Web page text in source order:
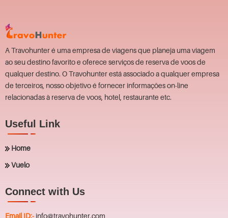
A Travohunter é uma empresa de viagens que planeja uma viagem
ao seu destino favorito e oferece serviços de reserva de voos de
qualquer destino. O Travohunter está associado a qualquer empresa
de terceiros, nosso objetivo é fornecer informações on-line
relacionadas à reserva de voos, hotel, restaurante etc.
Useful Link
Home
Vuelo
Connect with Us
Email ID:- info@travohunter.com